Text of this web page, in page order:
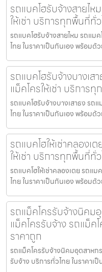
รถแบคโฮรับจ้างสายไ
ให้เช่า บริการทุกพื้นที่ทั่
รถแบคโฮรับจ้างสายไหม รถแม
ไทย ในราคาเป็นกันเอง พร้อม
รถแบคโฮรับจ้างบางเส
แม็คโครให้เช่า บริการ
รถแบคโฮรับจ้างบางเสาธง รถ
ไทย ในราคาเป็นกันเอง พร้อม
รถแบคโฮให้เช่าคลองเ
ให้เช่า บริการทุกพื้นที่ทั่
รถแบคโฮให้เช่าคลองเตย รถแม
ไทย ในราคาเป็นกันเอง พร้อม
รถแม็คโครรับจ้างนิคม
แม็คโครรับจ้าง รถแม็ค
ราคาถูก
รถแม็คโครรับจ้างนิคมอุตสาหก
รับจ้าง บริการทั่วไทย ในราคา